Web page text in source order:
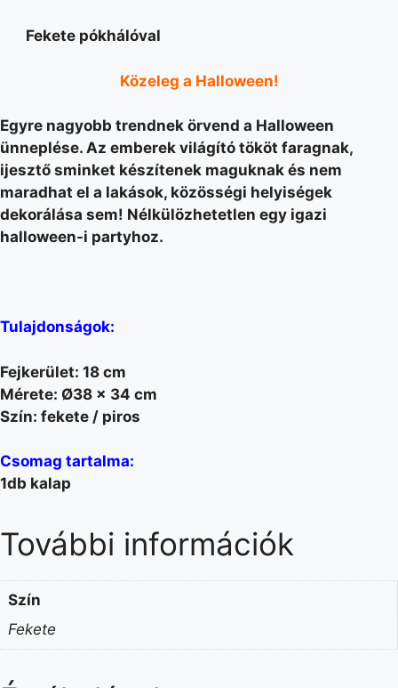
Fekete pókhálóval
Közeleg a Halloween!
Egyre nagyobb trendnek örvend a Halloween
ünneplése. Az emberek világító tököt faragnak,
ijesztő sminket készítenek maguknak és nem
maradhat el a lakások, közösségi helyiségek
dekorálása sem! Nélkülözhetetlen egy igazi
halloween-i partyhoz.
Tulajdonságok:
Fejkerület: 18 cm
Mérete: Ø38 x 34 cm
Szín: fekete / piros
Csomag tartalma:
1db kalap
További információk
Szín
Fekete